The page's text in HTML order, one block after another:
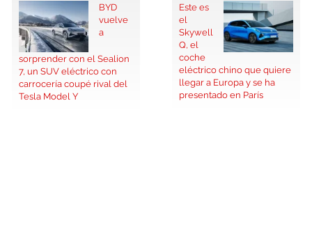
BYD
vuelve
a
sorprender con el Sealion
7, un SUV eléctrico con
carrocería coupé rival del
Tesla Model Y
Este es
el
Skywell
Q, el
coche
eléctrico chino que quiere
llegar a Europa y se ha
presentado en París